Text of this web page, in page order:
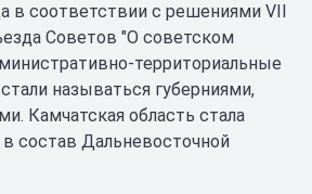
в соответствии с решениями VII
Советов "О советском
территориальные
называться губерниями,
Камчатская область стала
состав Дальневосточной